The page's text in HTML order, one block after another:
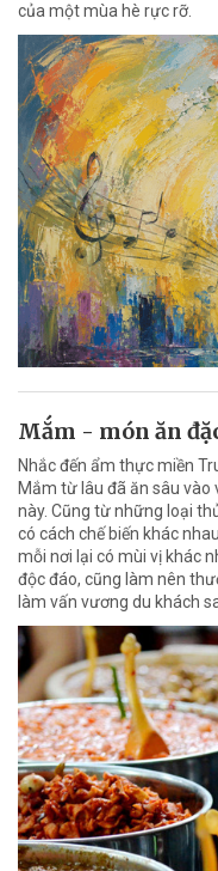
của một mùa hè rực rỡ.
Mắm - món ăn
Nhắc đến ẩm thực miền
Mắm từ lâu đã ăn sâu
này. Cũng từ những loại
có cách chế biến khác
mỗi nơi lại có mùi vị khác
độc đáo, cũng làm nên
làm vấn vương du khách